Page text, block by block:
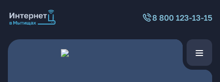
8 800 123-13-15